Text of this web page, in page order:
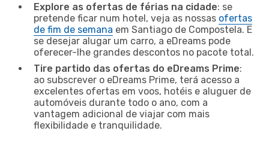
Explore as ofertas de férias na cidade: se
pretende ficar num hotel, veja as nossas ofertas
de fim de semana em Santiago de Compostela. E
se desejar alugar um carro, a eDreams pode
oferecer-lhe grandes descontos no pacote total.
Tire partido das ofertas do eDreams Prime:
ao subscrever o eDreams Prime, terá acesso a
excelentes ofertas em voos, hotéis e aluguer de
automóveis durante todo o ano, com a
vantagem adicional de viajar com mais
flexibilidade e tranquilidade.